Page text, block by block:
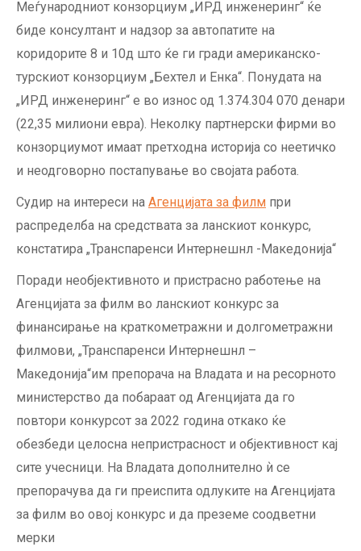
Меѓународниот конзорциум „ИРД инженеринг“ ќе
биде консултант и надзор за автопатите на
коридорите 8 и 10д што ќе ги гради американско-
турскиот конзорциум „Бехтел и Енка“. Понудата на
„ИРД инженеринг“ е во износ од 1.374.304 070 денари
(22,35 милиони евра). Неколку партнерски фирми во
конзорциумот имаат претходна историја со неетичко
и неодговорно постапување во својата работа.
Судир на интереси на Агенцијата за филм при
распределба на средствата за ланскиот конкурс,
констатира „Транспаренси Интернешнл -Македонија“
Поради необјективното и пристрасно работење на
Агенцијата за филм во ланскиот конкурс за
финансирање на краткометражни и долгометражни
филмови, „Транспаренси Интернешнл –
Македонија“им препорача на Владата и на ресорното
министерство да побараат од Агенцијата да го
повтори конкурсот за 2022 година откако ќе
обезбеди целосна непристрасност и објективност кај
сите учесници. На Владата дополнително ѝ се
препорачува да ги преиспита одлуките на Агенцијата
за филм во овој конкурс и да преземе соодветни
мерки